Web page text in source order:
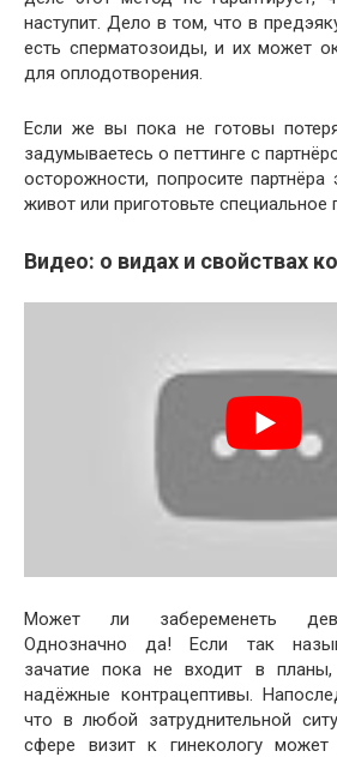
наступит. Дело в том, что в
есть сперматозоиды, и их может
для оплодотворения.
Если же вы пока не готовы
задумываетесь о петтинге с
осторожности, попросите партнёра
живот или приготовьте специальное
Видео: о видах и свойствах
Может ли забеременеть
Однозначно да! Если так
зачатие пока не входит в планы,
надёжные контрацептивы.
что в любой затруднительной
сфере визит к гинекологу может